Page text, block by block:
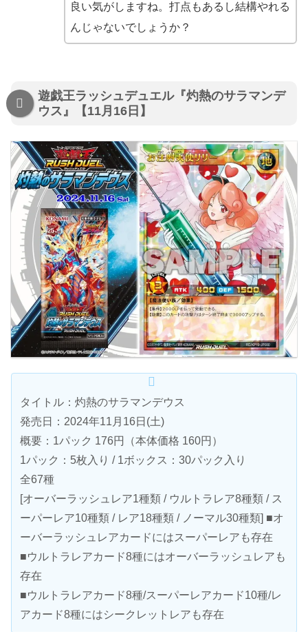
良い気がしますね。打点もあるし結構やれる
んじゃないでしょうか？
遊戯王ラッシュデュエル『灼熱のサラマンデ
ウス』【11月16日】
タイトル：灼熱のサラマンデウス
発売日：2024年11月16日(土)
概要：1パック 176円（本体価格 160円）
1パック：5枚入り / 1ボックス：30パック入り
全67種
[オーバーラッシュレア1種類 / ウルトラレア8種類 / ス
ーパーレア10種類 / レア18種類 / ノーマル30種類] ■オ
ーバーラッシュレアカードにはスーパーレアも存在
■ウルトラレアカード8種にはオーバーラッシュレアも
存在
■ウルトラレアカード8種/スーパーレアカード10種/レ
アカード8種にはシークレットレアも存在